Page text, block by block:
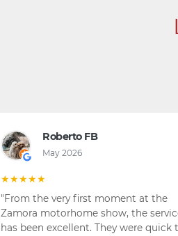
Roberto FB
May 2026
★★★★★
"From the very first moment at the
Zamora motorhome show, the
has been excellent. They were quick